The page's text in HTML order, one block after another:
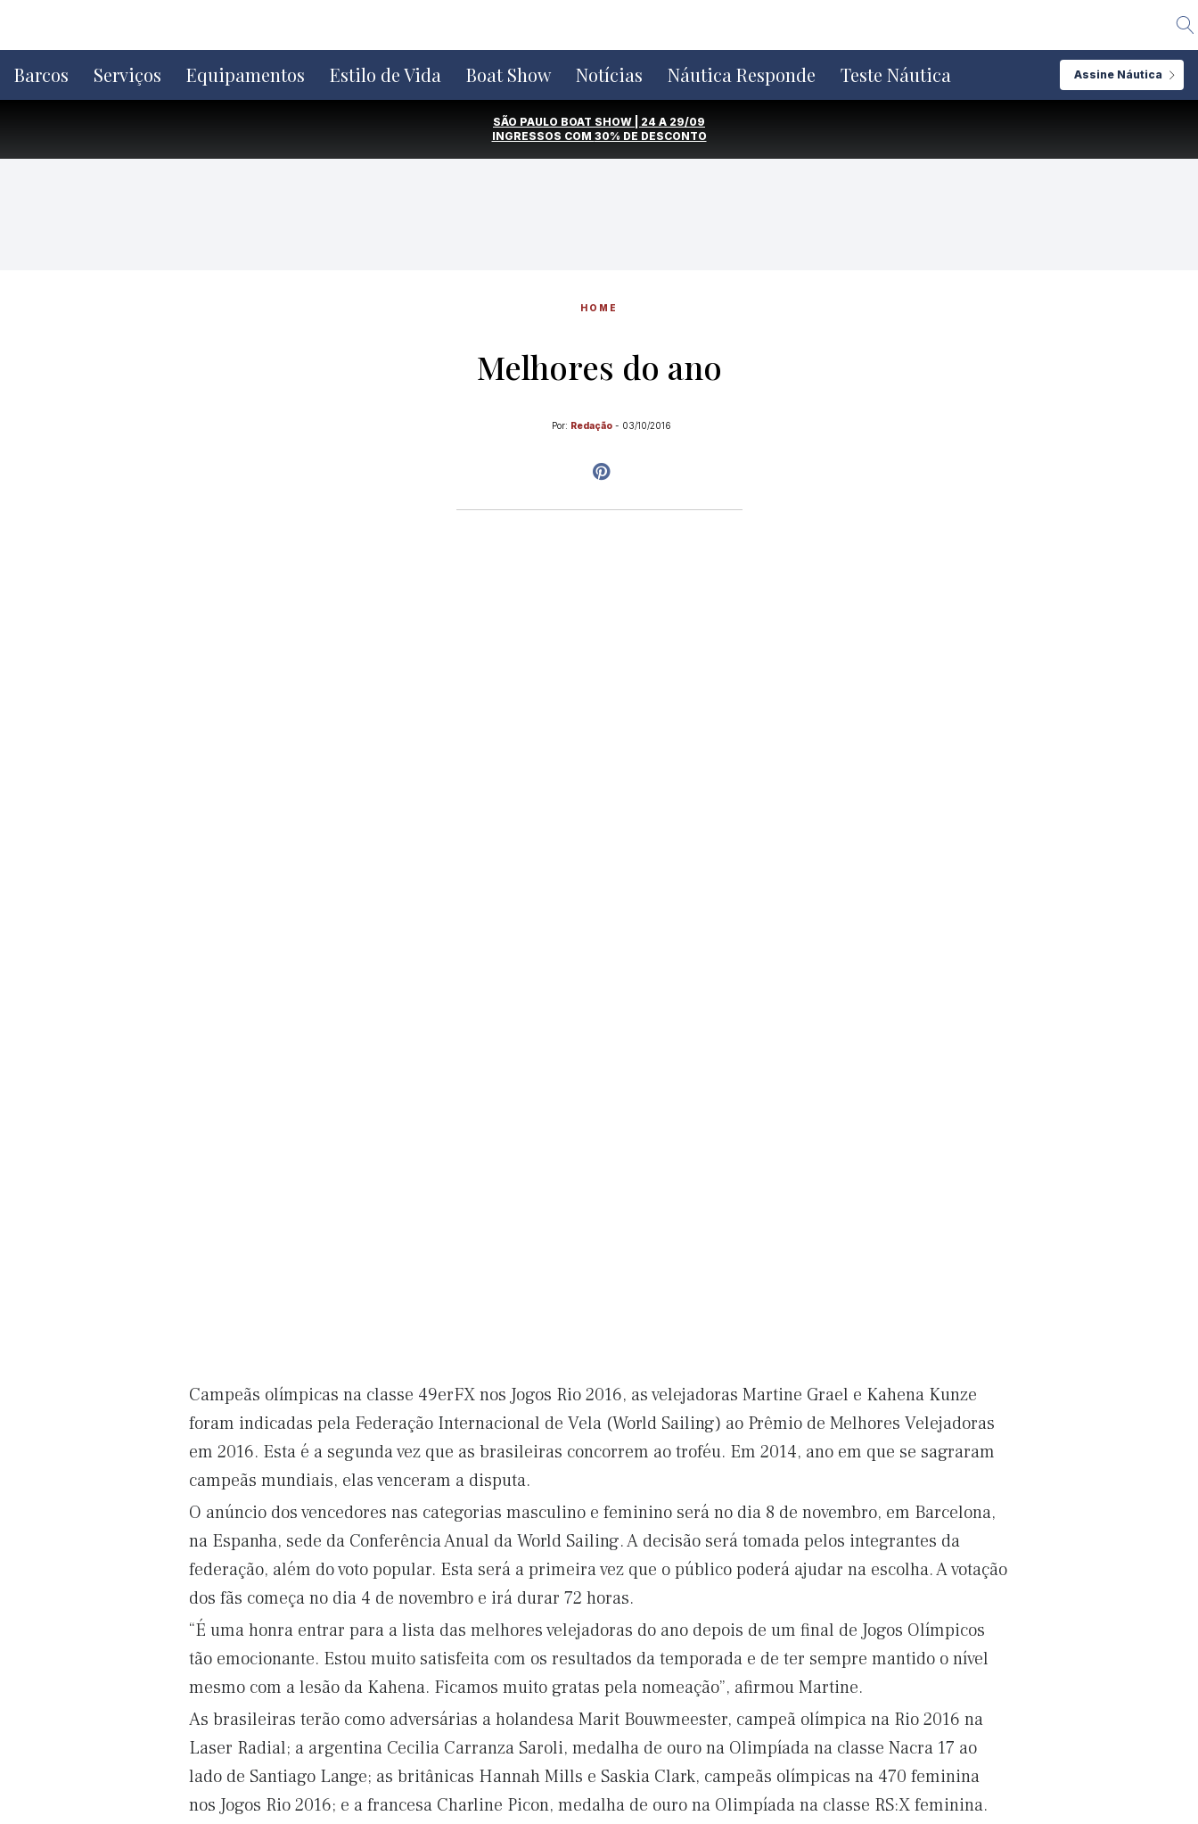
o
conteúdo
Barcos Serviços Equipamentos Estilo de Vida Boat Show Notícias Náutica Responde Teste Náutica Assine Náutica
SÃO PAULO BOAT SHOW | 24 A 29/09
INGRESSOS COM 30% DE DESCONTO
HOME
Melhores do ano
Por: Redação - 03/10/2016
Campeãs olímpicas na classe 49erFX nos Jogos Rio 2016, as velejadoras Martine Grael e Kahena Kunze
foram indicadas pela Federação Internacional de Vela (World Sailing) ao Prêmio de Melhores Velejadoras
em 2016. Esta é a segunda vez que as brasileiras concorrem ao troféu. Em 2014, ano em que se sagraram
campeãs mundiais, elas venceram a disputa.
O anúncio dos vencedores nas categorias masculino e feminino será no dia 8 de novembro, em Barcelona,
na Espanha, sede da Conferência Anual da World Sailing. A decisão será tomada pelos integrantes da
federação, além do voto popular. Esta será a primeira vez que o público poderá ajudar na escolha. A votação
dos fãs começa no dia 4 de novembro e irá durar 72 horas.
“É uma honra entrar para a lista das melhores velejadoras do ano depois de um final de Jogos Olímpicos
tão emocionante. Estou muito satisfeita com os resultados da temporada e de ter sempre mantido o nível
mesmo com a lesão da Kahena. Ficamos muito gratas pela nomeação”, afirmou Martine.
As brasileiras terão como adversárias a holandesa Marit Bouwmeester, campeã olímpica na Rio 2016 na
Laser Radial; a argentina Cecilia Carranza Saroli, medalha de ouro na Olimpíada na classe Nacra 17 ao
lado de Santiago Lange; as britânicas Hannah Mills e Saskia Clark, campeãs olímpicas na 470 feminina
nos Jogos Rio 2016; e a francesa Charline Picon, medalha de ouro na Olimpíada na classe RS:X feminina.